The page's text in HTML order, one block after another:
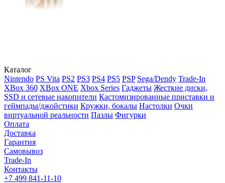
Каталог
Nintendo PS Vita PS2 PS3 PS4 PS5 PSP Sega/Dendy Trade-In
XBox 360 XBox ONE Xbox Series Гаджеты Жесткие диски,
SSD и сетевые накопители Кастомизированные приставки и
геймпады/джойстики Кружки, бокалы Настолки Очки
виртуальной реальности Пазлы Фигурки
Оплата
Доставка
Гарантия
Самовывоз
Trade-In
Контакты
+7 499 841-11-10